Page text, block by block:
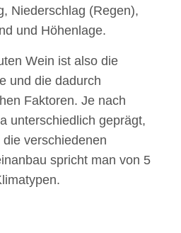
Niederschlag (Regen),
und Höhenlage.
Wein ist also die
und die dadurch
Faktoren. Je nach
unterschiedlich geprägt,
verschiedenen
spricht man von 5